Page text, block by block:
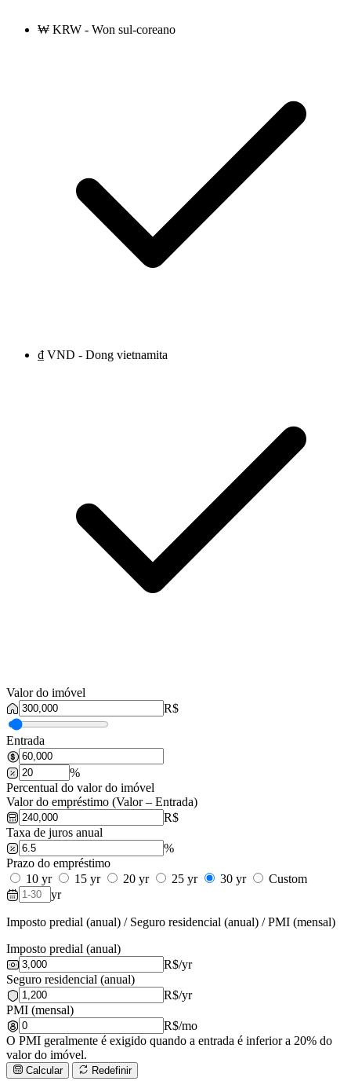
₩ KRW - Won sul-coreano
₫ VND - Dong vietnamita
Valor do imóvel
R$
Entrada
%
Percentual do valor do imóvel
Valor do empréstimo (Valor – Entrada)
R$
Taxa de juros anual
%
Prazo do empréstimo
10 yr
15 yr 20 yr 25 yr 30 yr
Custom
yr
Imposto predial (anual) / Seguro residencial (anual) / PMI (mensal)
Imposto predial (anual)
R$/yr
Seguro residencial (anual)
R$/yr
PMI (mensal)
R$/mo
O PMI geralmente é exigido quando a entrada é inferior a 20% do
valor do imóvel.
Calcular Redefinir